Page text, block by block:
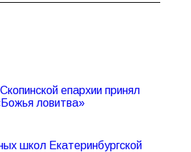
епархии принял
ловитва»
школ Екатеринбургской